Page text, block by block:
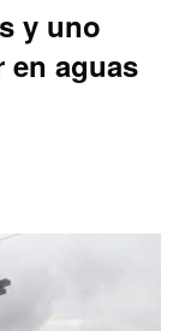
y uno
en aguas